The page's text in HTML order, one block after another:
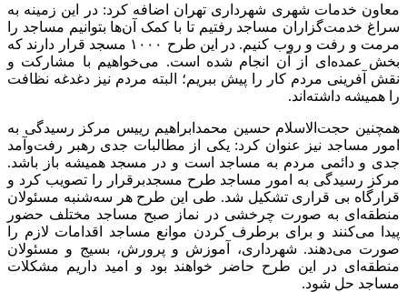
معاون خدمات شهری شهرداری تهران اضافه کرد: در این زمینه به
سراغ خدمت‌گزاران مساجد رفتیم تا با کمک آن‌ها بتوانیم مساجد را
مرمت و رفت و روب کنیم. در این طرح ۱۰۰۰ مسجد قرار دارند که
بخش عمده‌ای از آن انجام شده است. می‌خواهیم با مشارکت و
نقش آفرینی مردم کار را پیش ببریم؛ البته مردم نیز دغدغه نظافت
را همیشه داشته‌اند.
همچنین حجت‌الاسلام حسین محمدابراهیم رییس مرکز رسیدگی به
امور مساجد نیز عنوان کرد: یکی از مطالبات جدی رهبر رفت‌وآمد
جدی و دائمی مردم به مساجد است و در مسجد همیشه باز باشد.
مرکز رسیدگی به امور مساجد طرح مسجدبرقرار را تصویب کرد و
قرارگاه بی قراری تشکیل شد. طی این طرح هر سه‌شنبه مسئولان
منطقه‌ای به صورت چرخشی در نماز صبح مساجد مختلف حضور
پیدا می‌کنند و برای برطرف کردن موانع مساجد اقدامات لازم را
صورت می‌دهند. شهرداری، آموزش و پرورش، بسیج و مسئولان
منطقه‌ای در این طرح حاضر خواهند بود و امید داریم مشکلات
مساجد حل شود.